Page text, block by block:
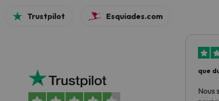
Trustpilot Esquiades.com
que
Nous